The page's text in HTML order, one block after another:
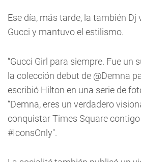
Ese día, más tarde, la también
Gucci y mantuvo el estilismo.
“Gucci Girl para siempre. Fue un
la colección debut de @Demna
escribió Hilton en una serie de
“Demna, eres un verdadero
conquistar Times Square
#IconsOnly".